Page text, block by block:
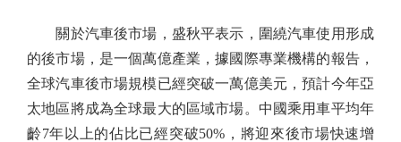
關於汽車後市場，盛秋平表示，圍繞汽車使用形成
的後市場，是一個萬億產業，據國際專業機構的報告，
全球汽車後市場規模已經突破一萬億美元，預計今年亞
太地區將成為全球最大的區域市場。中國乘用車平均年
齡7年以上的佔比已經突破50%，將迎來後市場快速增